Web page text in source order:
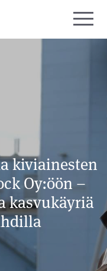
kiviainesten
Oy:öön –
kasvukäyriä